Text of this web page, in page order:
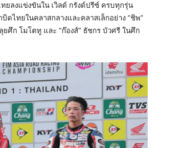
ยลงแข่งขันใน เวิลด์ กรังด์ปรีซ์ ครบทุกรุ่น
ดไทยในคลาสกลางและคลาสเล็กอย่าง “ชิพ”
ศึก โมโตทู และ “ก๊องส์” ธัชกร บัวศรี ในศึก